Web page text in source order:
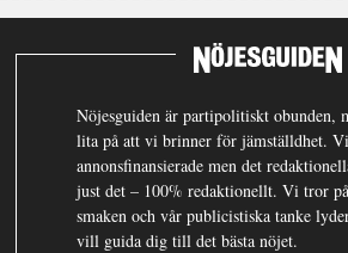
Nöjesguiden är partipolitiskt obunden,
lita på att vi brinner för jämställdhet.
annonsfinansierade men det
just det – 100% redaktionellt. Vi tror
smaken och vår publicistiska tanke
vill guida dig till det bästa nöjet.